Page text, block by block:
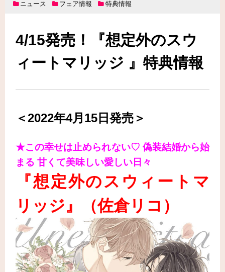
ニュース フェア情報 特典情報
4/15発売！『想定外のスウ
ィートマリッジ 』特典情報
＜2022年4月15日発売＞
★この幸せは止められない♡ 偽装結婚から始
まる 甘くて美味しい愛しい日々
『想定外のスウィートマ
リッジ』（佐倉リコ ）